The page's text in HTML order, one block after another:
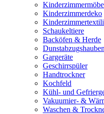
Kinderzimmerdeko
Schaukeltiere
Backöfen & Herde
Dunstabzugshauben
Gargeräte
Geschirrspüler
Handtrockner
Kochfeld
Kühl- und
Vakuumier- &
Waschen &